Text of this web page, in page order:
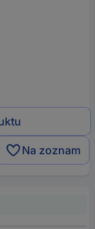
Na zoznam